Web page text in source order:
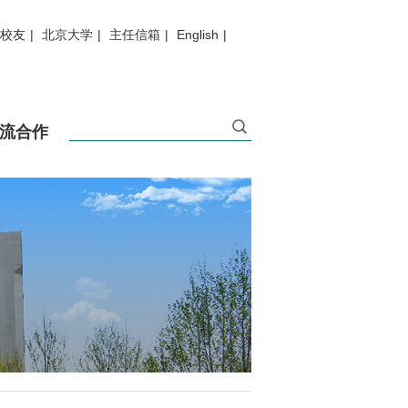
友 | 北京大学 | 主任信箱 | English |
合作